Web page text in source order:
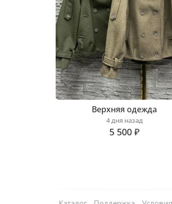
Верхняя одежда
4 дня назад
5 500 ₽